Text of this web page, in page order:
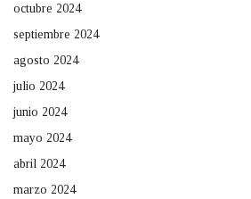
octubre 2024
septiembre 2024
agosto 2024
julio 2024
junio 2024
mayo 2024
abril 2024
marzo 2024